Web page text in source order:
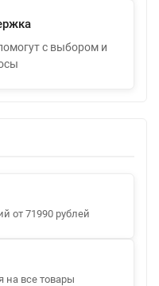
с выбором и
от 71990 рублей
на все товары